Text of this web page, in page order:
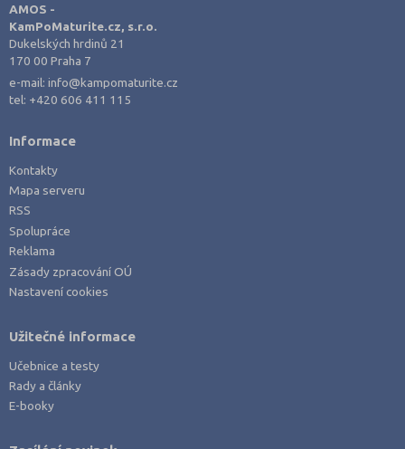
AMOS -
KamPoMaturite.cz, s.r.o.
Dukelských hrdinů 21
170 00 Praha 7
e-mail:info@kampomaturite.cz
tel: +420 606 411 115
Informace
Kontakty
Mapa serveru
RSS
Spolupráce
Reklama
Zásady zpracování OÚ
Nastavení cookies
Užitečné informace
Učebnice a testy
Rady a články
E-booky